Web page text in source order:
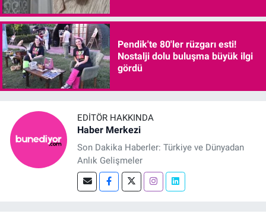
Pendik'te 80'ler rüzgarı esti!
Nostalji dolu buluşma büyük ilgi
gördü
EDITÖR HAKKINDA
Haber Merkezi
Son Dakika Haberler: Türkiye ve Dünyadan
Anlık Gelişmeler